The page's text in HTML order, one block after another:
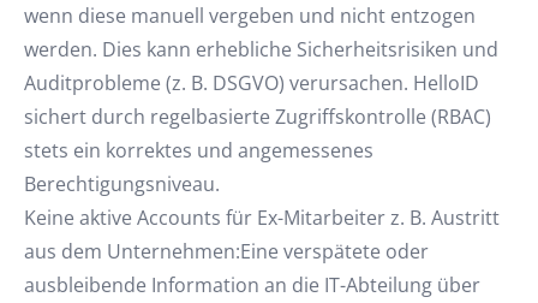
wenn diese manuell vergeben und nicht entzogen
werden. Dies kann erhebliche Sicherheitsrisiken und
Auditprobleme (z. B. DSGVO) verursachen. HelloID
sichert durch regelbasierte Zugriffskontrolle (RBAC)
stets ein korrektes und angemessenes
Berechtigungsniveau.
Keine aktive Accounts für Ex-Mitarbeiter z. B. Austritt
aus dem Unternehmen:Eine verspätete oder
ausbleibende Information an die IT-Abteilung über